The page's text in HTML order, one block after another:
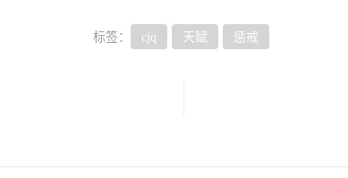
标签： cjq 天赋 惩戒